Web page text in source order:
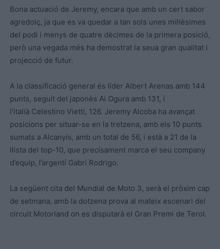
Bona actuació de Jeremy, encara que amb un cert sabor
agredolç, ja que es va quedar a tan sols unes mil·lèsimes
del podi i menys de quatre dècimes de la primera posició,
però una vegada més ha demostrat la seua gran qualitat i
projecció de futur.
A la classificació general és líder Albert Arenas amb 144
punts, seguit del japonès Ai Ogura amb 131, i
l’italià Celestino Vietti, 126. Jeremy Alcoba ha avançat
posicions per situar-se en la tretzena, amb els 10 punts
sumats a Alcanyís, amb un total de 56, i està a 21 de la
llista del top-10, que precísament marca el seu company
d’equip, l’argentí Gabri Rodrigo.
La següent cita del Mundial de Moto 3, serà el pròxim cap
de setmana, amb la dotzena prova al mateix escenari del
circuit Motorland on es disputarà el Gran Premi de Terol.